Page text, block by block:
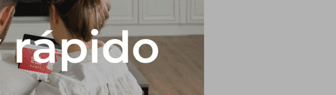
pueden interesar